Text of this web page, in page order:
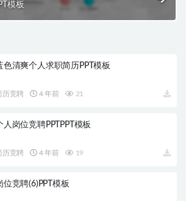
模板
色清爽个人求职简历PPT模板
历竞聘 4 年前 21
人岗位竞聘PPTPPT模板
历竞聘 4 年前 19
位竞聘(6)PPT模板